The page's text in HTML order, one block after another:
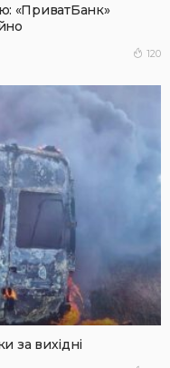
«ПриватБанк»
120
за вихідні